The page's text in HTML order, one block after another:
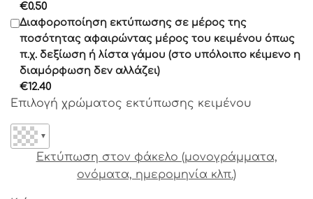
Γραμματοσειρά 15
Γραμματοσειρά 16
Γραμματοσειρά 17
Γραμματοσειρά 18
Γραμματοσειρά 19
Γραμματοσειρά 20
Γραμματοσειρά 21
Γραμματοσειρά 22
Γραμματοσειρά 23
Γραμματοσειρά 24
€0.50
Διαφοροποίηση εκτύπωσης σε μέρος της
ποσότητας αφαιρώντας μέρος του κειμένου όπως
π.χ. δεξίωση ή λίστα γάμου (στο υπόλοιπο κέιμενο η
διαμόρφωση δεν αλλάζει)
€12.40
Επιλογή χρώματος εκτύπωσης κειμένου
▼
Εκτύπωση στον φάκελο (μονογράμματα,
ονόματα, ημερομηνία κλπ.)